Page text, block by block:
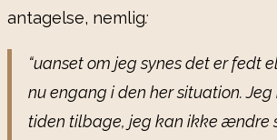
antagelse, nemlig:
“uanset om jeg synes det er fedt
nu engang i den her situation.
tiden tilbage, jeg kan ikke ændre